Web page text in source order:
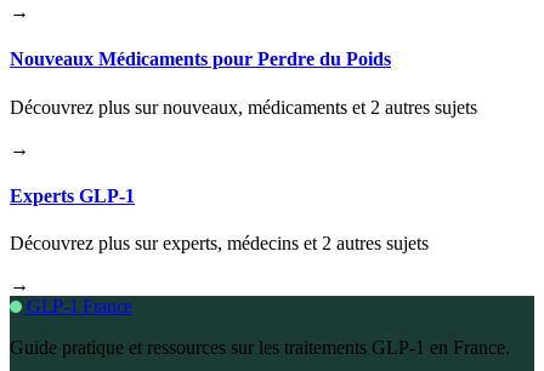
→
Nouveaux Médicaments pour Perdre du Poids
Découvrez plus sur nouveaux, médicaments et 2 autres sujets
→
Experts GLP-1
Découvrez plus sur experts, médecins et 2 autres sujets
→
GLP-1 France
Guide pratique et ressources sur les traitements GLP-1 en France.